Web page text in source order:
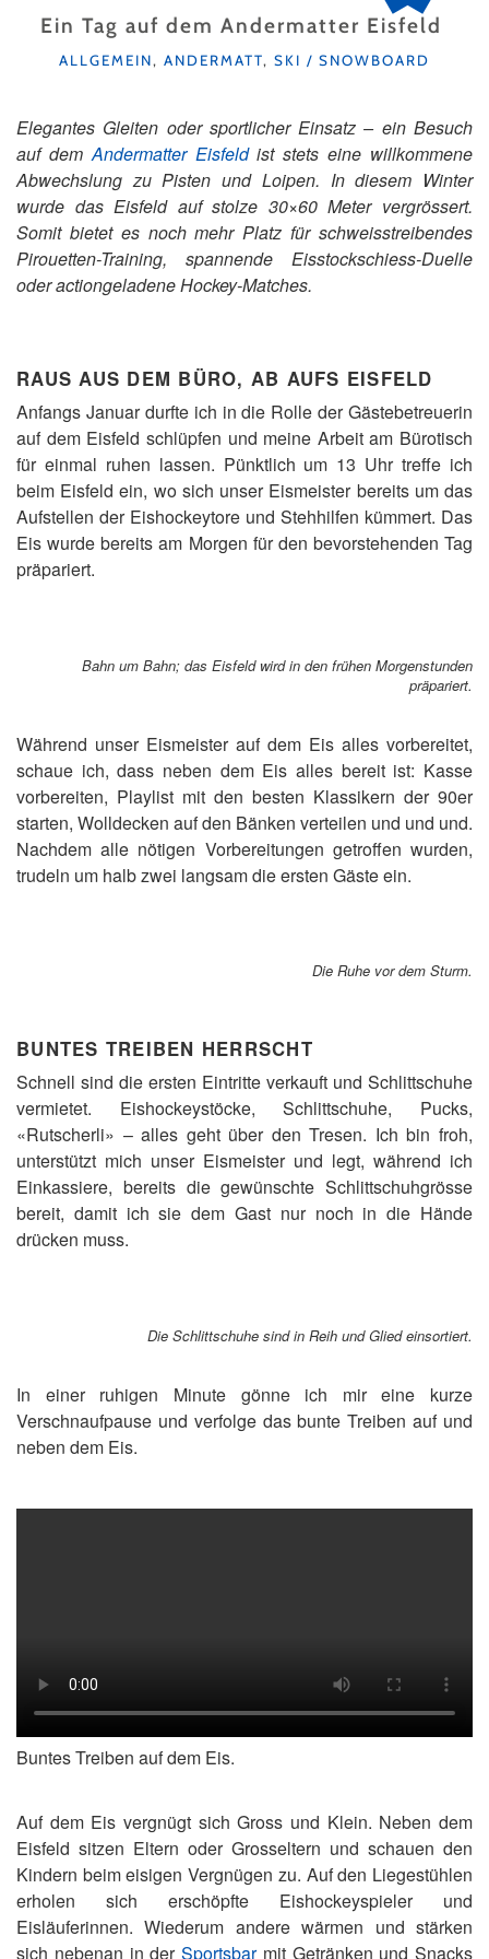
Ein Tag auf dem Andermatter Eisfeld
KATEGORIEN
ALLGEMEIN, ANDERMATT, SKI / SNOWBOARD
Elegantes Gleiten oder sportlicher Einsatz – ein Besuch
auf demAndermatter Eisfeldist stets eine willkommene
Abwechslung zu Pisten und Loipen. In diesem Winter
wurde das Eisfeld auf stolze 30×60 Meter vergrössert.
Somit bietet es noch mehr Platz für schweisstreibendes
Pirouetten-Training, spannende Eisstockschiess-Duelle
oder actiongeladene Hockey-Matches.
RAUS AUS DEM BÜRO, AB AUFS EISFELD
Anfangs Januar durfte ich in die Rolle der Gästebetreuerin
auf dem Eisfeld schlüpfen und meine Arbeit am Bürotisch
für einmal ruhen lassen. Pünktlich um 13 Uhr treffe ich
beim Eisfeld ein, wo sich unser Eismeister bereits um das
Aufstellen der Eishockeytore und Stehhilfen kümmert. Das
Eis wurde bereits am Morgen für den bevorstehenden Tag
präpariert.
Bahn um Bahn; das Eisfeld wird in den frühen Morgenstunden
präpariert.
Während unser Eismeister auf dem Eis alles vorbereitet,
schaue ich, dass neben dem Eis alles bereit ist: Kasse
vorbereiten, Playlist mit den besten Klassikern der 90er
starten, Wolldecken auf den Bänken verteilen und und und.
Nachdem alle nötigen Vorbereitungen getroffen wurden,
trudeln um halb zwei langsam die ersten Gäste ein.
Die Ruhe vor dem Sturm.
BUNTES TREIBEN HERRSCHT
Schnell sind die ersten Eintritte verkauft und Schlittschuhe
vermietet. Eishockeystöcke, Schlittschuhe, Pucks,
«Rutscherli» – alles geht über den Tresen. Ich bin froh,
unterstützt mich unser Eismeister und legt, während ich
Einkassiere, bereits die gewünschte Schlittschuhgrösse
bereit, damit ich sie dem Gast nur noch in die Hände
drücken muss.
Die Schlittschuhe sind in Reih und Glied einsortiert.
In einer ruhigen Minute gönne ich mir eine kurze
Verschnaufpause und verfolge das bunte Treiben auf und
neben dem Eis.
Buntes Treiben auf dem Eis.
Auf dem Eis vergnügt sich Gross und Klein. Neben dem
Eisfeld sitzen Eltern oder Grosseltern und schauen den
Kindern beim eisigen Vergnügen zu. Auf den Liegestühlen
erholen sich erschöpfte Eishockeyspieler und
Eisläuferinnen. Wiederum andere wärmen und stärken
sich nebenan in der Sportsbarmit Getränken und Snacks